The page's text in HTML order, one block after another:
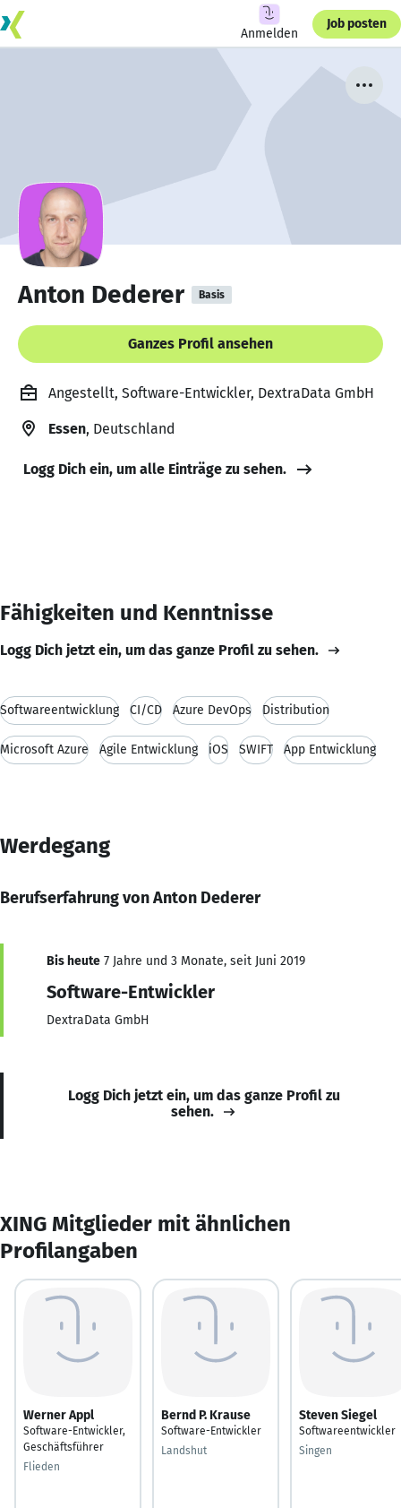
Anmelden
Job posten
Anton Dederer Basis
Ganzes Profil ansehen
Angestellt, Software-Entwickler, DextraData GmbH
Essen, Deutschland
Logg Dich ein, um alle Einträge zu sehen.
Fähigkeiten und Kenntnisse
Logg Dich jetzt ein, um das ganze Profil zu sehen.
Softwareentwicklung CI/CD Azure DevOps Distribution
Microsoft Azure Agile Entwicklung iOS SWIFT App Entwicklung
Werdegang
Berufserfahrung von Anton Dederer
Bis heute 7 Jahre und 3 Monate, seit Juni 2019
Software-Entwickler
DextraData GmbH
Logg Dich jetzt ein, um das ganze Profil zu
sehen.
XING Mitglieder mit ähnlichen
Profilangaben
Werner Appl
Software-Entwickler,
Geschäftsführer
Flieden
Bernd P. Krause
Software-Entwickler
Landshut
Steven Siegel
Softwareentwickler
Singen